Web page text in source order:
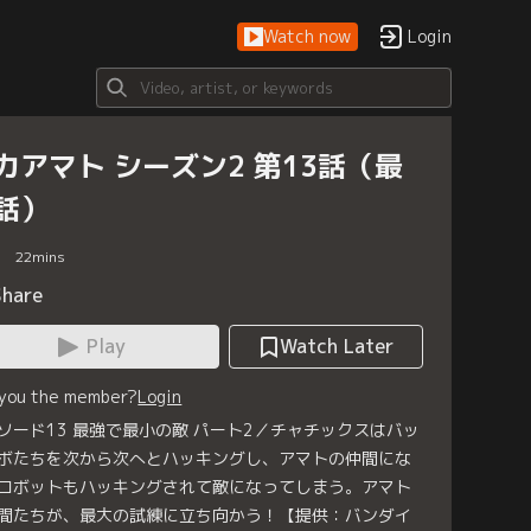
Watch now Login
アマト シーズン2 第13話（最
）
22mins
Play
Watch Later
the member?Login
ード13 最強で最小の敵 パート2／チャチックスはバッ
たちを次から次へとハッキングし、アマトの仲間にな
ボットもハッキングされて敵になってしまう。アマト
たちが、最大の試練に立ち向かう！【提供：バンダイ